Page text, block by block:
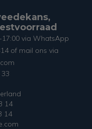
via WhatsApp
of mail ons via
14
14